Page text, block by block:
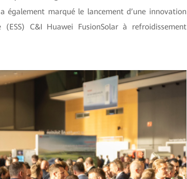
également marqué le lancement d’une innovation
C&I Huawei FusionSolar à refroidissement